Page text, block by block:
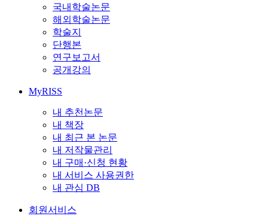
국내학술논문
해외학술논문
학술지
단행본
연구보고서
공개강의
MyRISS
내 추천논문
내 책장
내 최근 본 논문
내 저작물관리
내 구매·신청 현황
내 서비스 사용권한
내 관심 DB
회원서비스